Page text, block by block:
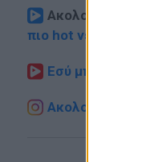
Ακολουθήστε
πιο hot νέα
Εσύ μπήκες στο
Ακολουθήστε